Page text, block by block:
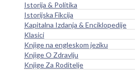
Istorija & Politika
Istorijska Fikcija
Kapitalna Izdanja & Enciklopedije
Klasici
Knjige na engleskom jeziku
Knjige O Zdravlju
Knjige Za Roditelje